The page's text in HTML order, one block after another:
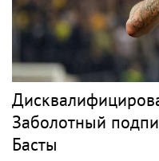
Заболотный
Басты